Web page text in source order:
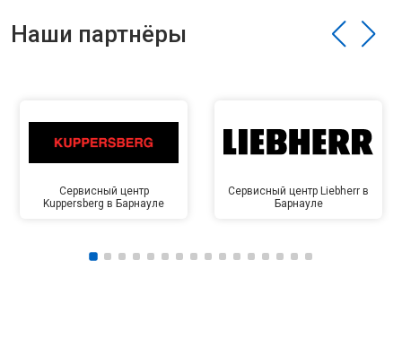
Наши партнёры
Сервисный центр
Kuppersberg в Барнауле
Сервисный центр Liebherr в
Барнауле